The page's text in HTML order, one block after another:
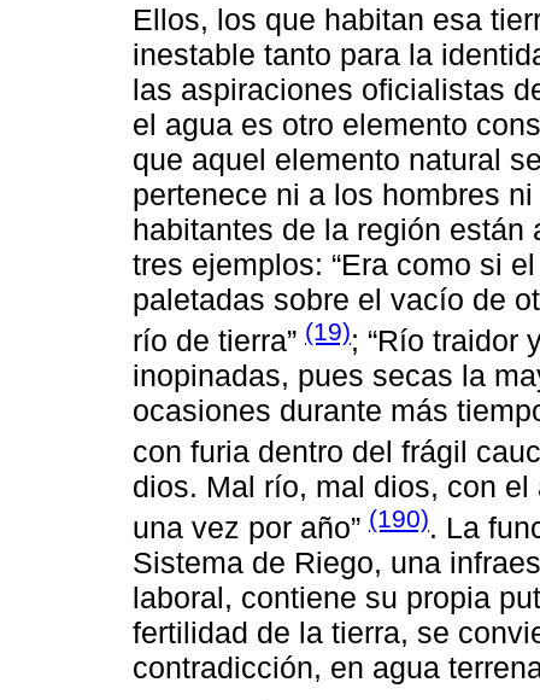
Ellos, los que habitan esa
inestable tanto para la
las aspiraciones oficialistas
el agua es otro elemento
que aquel elemento natural
pertenece ni a los hombres
habitantes de la región
tres ejemplos: “Era como si
paletadas sobre el vacío de
río de tierra” (19); “Río traidor
inopinadas, pues secas la
ocasiones durante más
con furia dentro del frágil
dios. Mal río, mal dios, con
una vez por año” (190). La
Sistema de Riego, una
laboral, contiene su propia
fertilidad de la tierra, se
contradicción, en agua